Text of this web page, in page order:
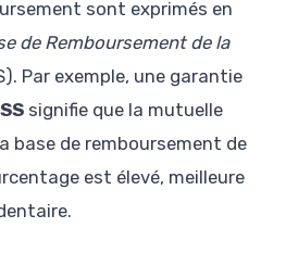
sont exprimés en
de Remboursement de la
Par exemple, une garantie
signifie que la mutuelle
base de remboursement de
est élevé, meilleure